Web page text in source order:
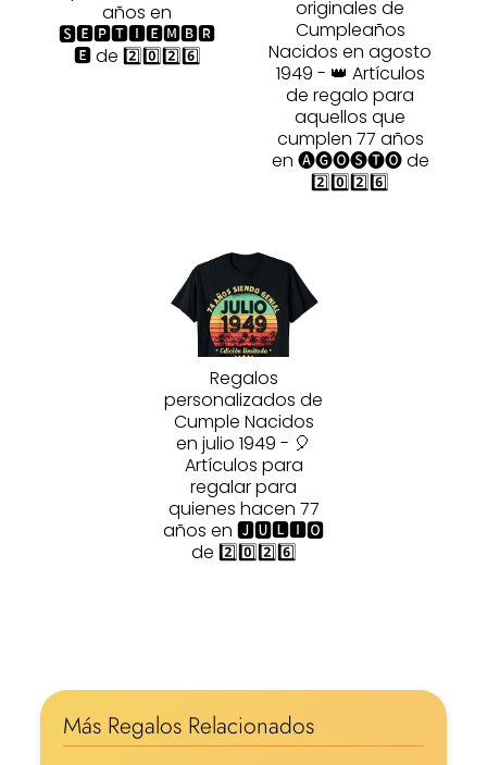
años en
🆂🅴🅿🆃🅸🅴🅼🅱🆁
🅴 de 2️⃣0️⃣2️⃣6️⃣
originales de
Cumpleaños
Nacidos en agosto
1949 - 👑 Artículos
de regalo para
aquellos que
cumplen 77 años
en 🅐🅖🅞🅢🅣🅞 de
2️⃣0️⃣2️⃣6️⃣
Regalos
personalizados de
Cumple Nacidos
en julio 1949 - 🎈
Artículos para
regalar para
quienes hacen 77
años en 🅹🆄🅻🅸🅾
de 2️⃣0️⃣2️⃣6️⃣
Más Regalos Relacionados